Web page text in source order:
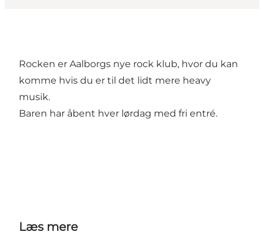
Rocken er Aalborgs nye rock klub, hvor du kan
komme hvis du er til det lidt mere heavy
musik.
Baren har åbent hver lørdag med fri entré.
Læs mere